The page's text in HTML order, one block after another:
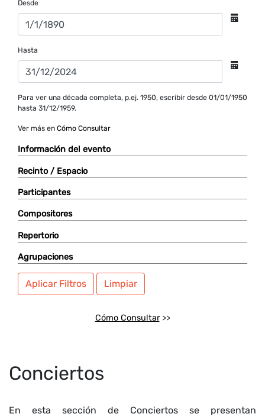
Desde
Hasta
Para ver una década completa, p.ej. 1950, escribir desde 01/01/1950
hasta 31/12/1959.
Ver más en Cómo Consultar
Información del evento
Recinto / Espacio
Participantes
Compositores
Repertorio
Agrupaciones
Aplicar Filtros Limpiar
Cómo Consultar>>
Conciertos
En esta sección de Conciertos se presentan